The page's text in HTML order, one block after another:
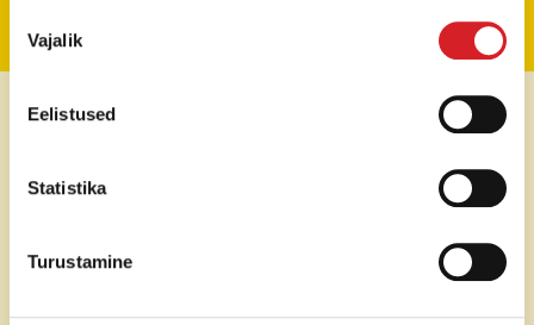
valik
Vajalik
Eelistused
Statistika
Turustamine
Honda GX160 (Bensiin)